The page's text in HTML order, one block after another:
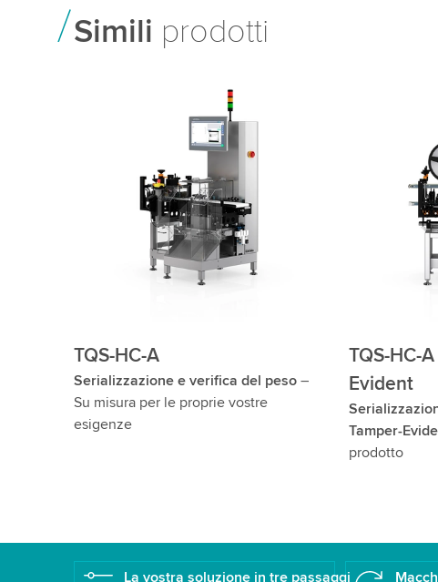
Simili prodotti
TQS-HC-A
Serializzazione e verifica del peso–
Su misura per le proprie vostre
esigenze
TQS-HC-
Evident
Tamper-
prodotto
La vostra soluzione in tre passaggi